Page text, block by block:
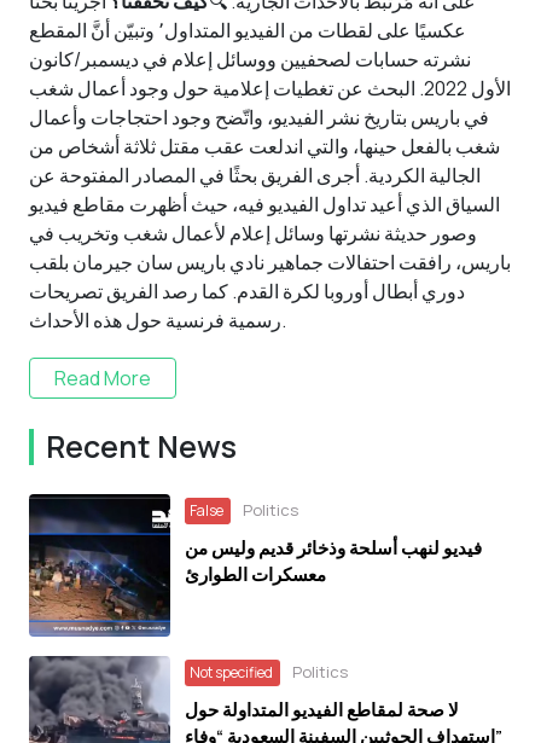
عكسيًا على لقطات من الفيديو المتداول٬ وتبيّن أنَّ المقطع
نشرته حسابات لصحفيين ووسائل إعلام في ديسمبر/كانون
الأول 2022. البحث عن تغطيات إعلامية حول وجود أعمال شغب
في باريس بتاريخ نشر الفيديو، واتّضح وجود احتجاجات وأعمال
شغب بالفعل حينها، والتي اندلعت عقب مقتل ثلاثة أشخاص من
الجالية الكردية. أجرى الفريق بحثًا في المصادر المفتوحة عن
السياق الذي أعيد تداول الفيديو فيه، حيث أظهرت مقاطع فيديو
وصور حديثة نشرتها وسائل إعلام لأعمال شغب وتخريب في
باريس، رافقت احتفالات جماهير نادي باريس سان جيرمان بلقب
دوري أبطال أوروبا لكرة القدم. كما رصد الفريق تصريحات
رسمية فرنسية حول هذه الأحداث.
Read More
Recent News
False Politics
فيديو لنهب أسلحة وذخائر قديم وليس من
معسكرات الطوارئ
Not specified Politics
لا صحة لمقاطع الفيديو المتداولة حول
استهداف الحوثيين السفينة السعودية “وفاء”